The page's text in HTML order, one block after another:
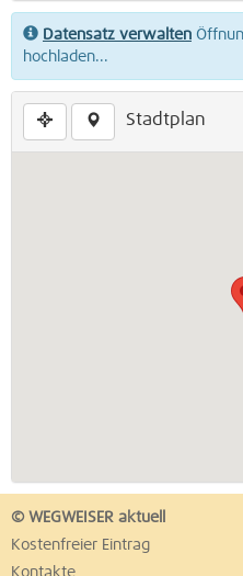
Datensatz verwalten
hochladen...
Stadtplan
© WEGWEISER aktuell
Kostenfreier Eintrag
Kontakte